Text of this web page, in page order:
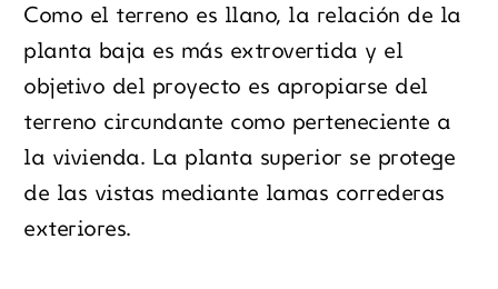
Como el terreno es llano, la relación de la
planta baja es más extrovertida y el
objetivo del proyecto es apropiarse del
terreno circundante como perteneciente a
la vivienda. La planta superior se protege
de las vistas mediante lamas correderas
exteriores.